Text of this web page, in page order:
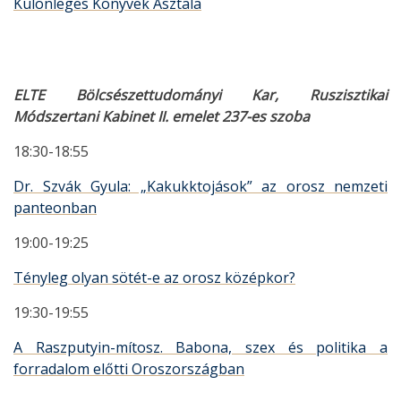
ELTE Bölcsészettudományi Kar, Ruszisztikai
Módszertani Kabinet II. emelet 237-es szoba
18:30-18:55
Dr. Szvák Gyula: „Kakukktojások” az orosz nemzeti
panteonban
19:00-19:25
Tényleg olyan sötét-e az orosz középkor?
19:30-19:55
A Raszputyin-mítosz. Babona, szex és politika a
forradalom előtti Oroszországban